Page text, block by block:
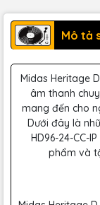
Mô tả
Midas Heritage
âm thanh
mang đến cho
Dưới đây là
HD96-24-CC-
phẩm và